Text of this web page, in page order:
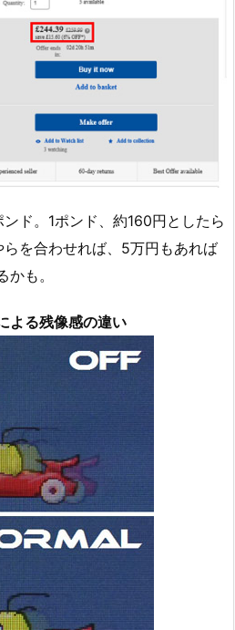
ド。1ポンド、約160円としたら
を合わせれば、5万円もあれば
も。
よる残像感の違い